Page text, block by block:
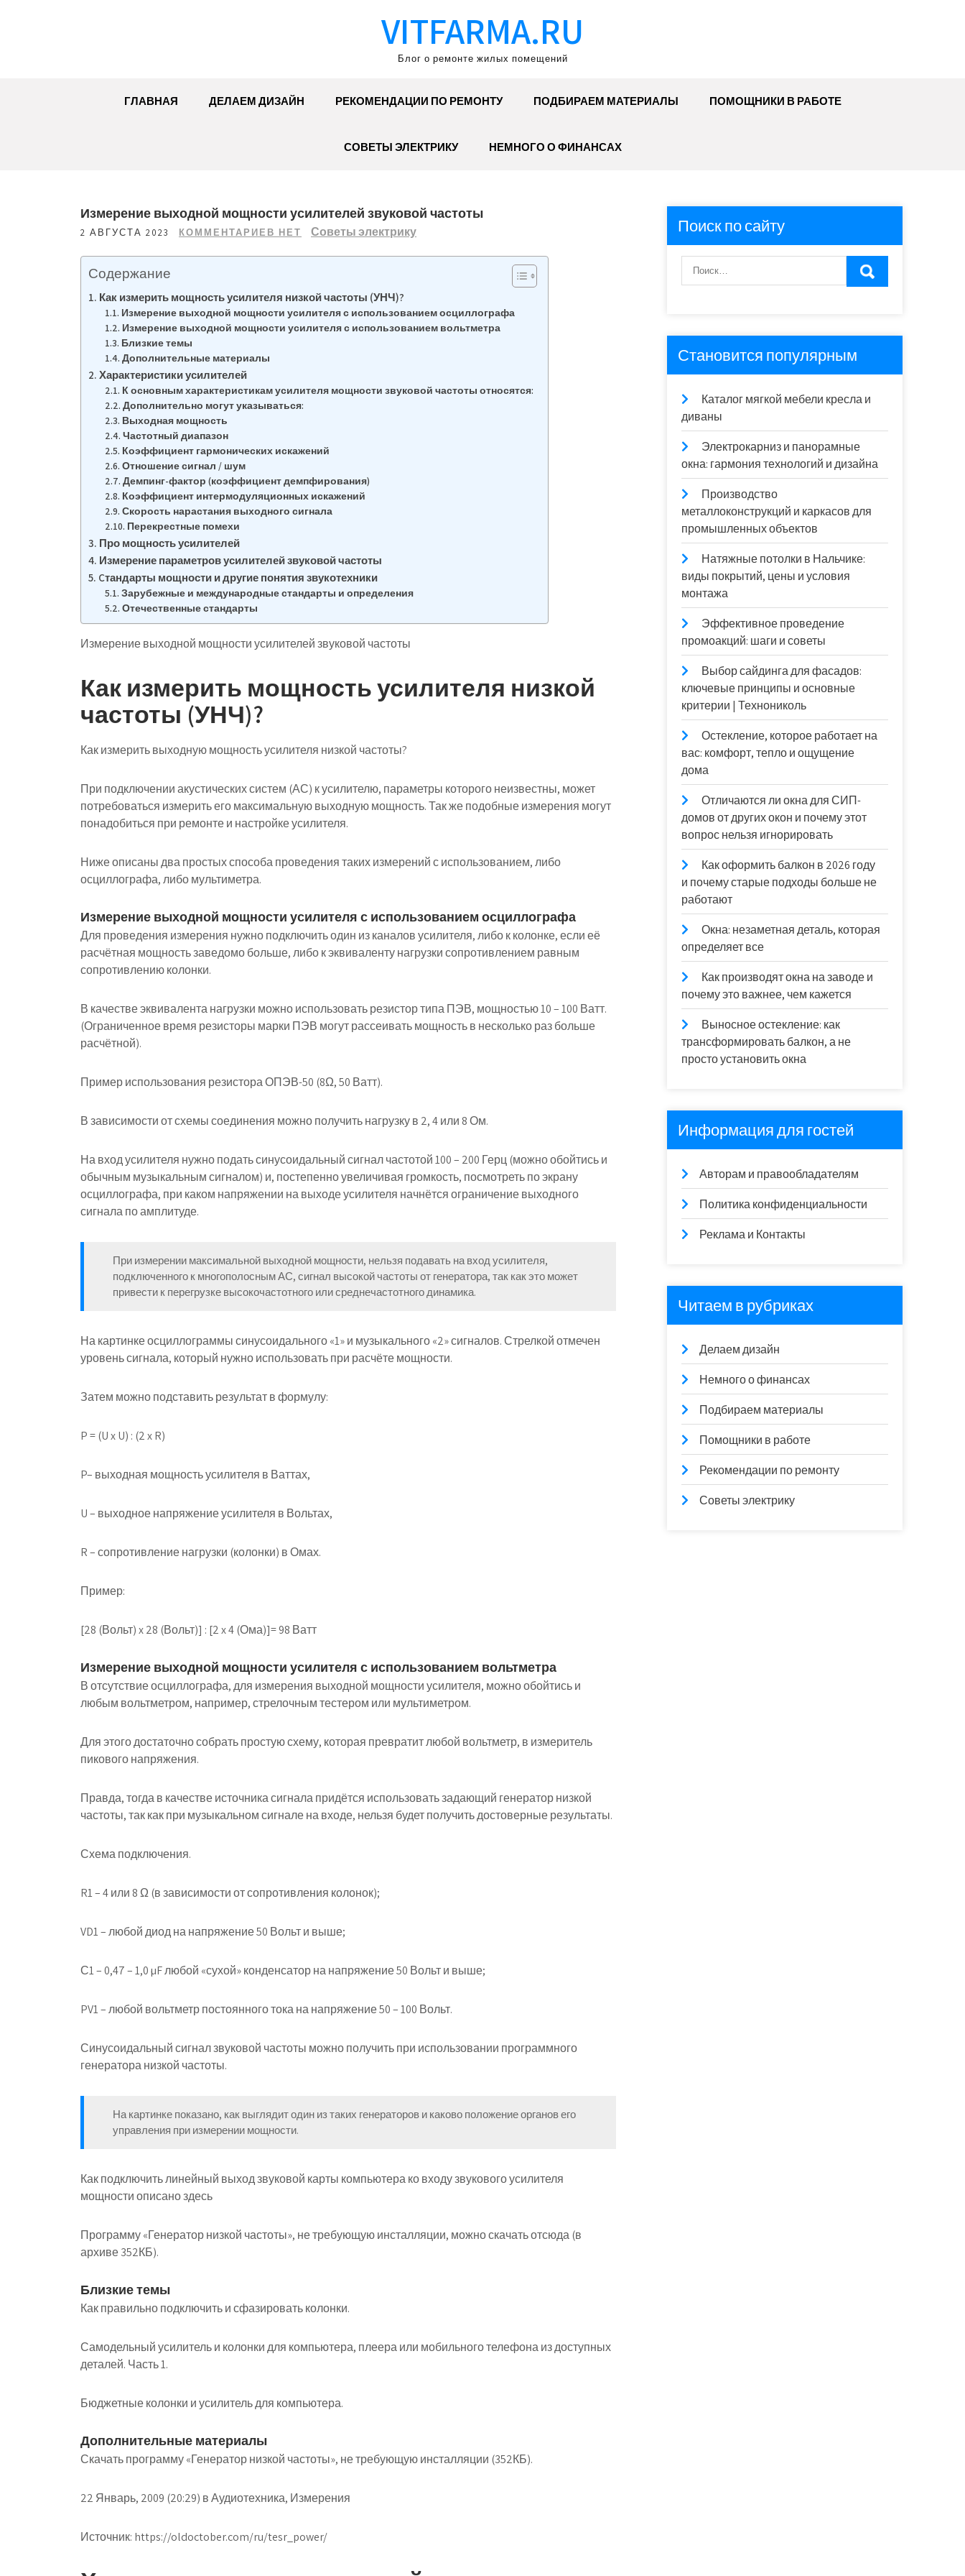
VITFARMA.RU
Блог о ремонте жилых помещений
ГЛАВНАЯ ДЕЛАЕМ ДИЗАЙН РЕКОМЕНДАЦИИ ПО РЕМОНТУ ПОДБИРАЕМ МАТЕРИАЛЫ ПОМОЩНИКИ В РАБОТЕ
СОВЕТЫ ЭЛЕКТРИКУ НЕМНОГО О ФИНАНСАХ
Измерение выходной мощности усилителей звуковой частоты
2 АВГУСТА 2023 КОММЕНТАРИЕВ НЕТ Советы электрику
Содержание
Как измерить мощность усилителя низкой частоты (УНЧ)?
Измерение выходной мощности усилителя с использованием осциллографа
Измерение выходной мощности усилителя с использованием вольтметра
Близкие темы
Дополнительные материалы
Характеристики усилителей
К основным характеристикам усилителя мощности звуковой частоты относятся:
Дополнительно могут указываться:
Выходная мощность
Частотный диапазон
Коэффициент гармонических искажений
Отношение сигнал / шум
Демпинг-фактор (коэффициент демпфирования)
Коэффициент интермодуляционных искажений
Скорость нарастания выходного сигнала
Перекрестные помехи
Про мощность усилителей
Измерение параметров усилителей звуковой частоты
Cтандарты мощности и другие понятия звукотехники
Зарубежные и международные стандарты и определения
Отечественные стандарты
Измерение выходной мощности усилителей звуковой частоты
Как измерить мощность усилителя низкой
частоты (УНЧ)?
Как измерить выходную мощность усилителя низкой частоты?
При подключении акустических систем (АС) к усилителю, параметры которого неизвестны, может
потребоваться измерить его максимальную выходную мощность. Так же подобные измерения могут
понадобиться при ремонте и настройке усилителя.
Ниже описаны два простых способа проведения таких измерений с использованием, либо
осциллографа, либо мультиметра.
Измерение выходной мощности усилителя с использованием осциллографа
Для проведения измерения нужно подключить один из каналов усилителя, либо к колонке, если её
расчётная мощность заведомо больше, либо к эквиваленту нагрузки сопротивлением равным
сопротивлению колонки.
В качестве эквивалента нагрузки можно использовать резистор типа ПЭВ, мощностью 10 – 100 Ватт.
(Ограниченное время резисторы марки ПЭВ могут рассеивать мощность в несколько раз больше
расчётной).
Пример использования резистора ОПЭВ-50 (8Ω, 50 Ватт).
В зависимости от схемы соединения можно получить нагрузку в 2, 4 или 8 Ом.
На вход усилителя нужно подать синусоидальный сигнал частотой 100 – 200 Герц (можно обойтись и
обычным музыкальным сигналом) и, постепенно увеличивая громкость, посмотреть по экрану
осциллографа, при каком напряжении на выходе усилителя начнётся ограничение выходного
сигнала по амплитуде.
При измерении максимальной выходной мощности, нельзя подавать на вход усилителя,
подключенного к многополосным АС, сигнал высокой частоты от генератора, так как это может
привести к перегрузке высокочастотного или среднечастотного динамика.
На картинке осциллограммы синусоидального «1» и музыкального «2» сигналов. Стрелкой отмечен
уровень сигнала, который нужно использовать при расчёте мощности.
Затем можно подставить результат в формулу:
P = (U x U) : (2 x R)
P– выходная мощность усилителя в Ваттах,
U– выходное напряжение усилителя в Вольтах,
R– сопротивление нагрузки (колонки) в Омах.
Пример:
[28 (Вольт)x 28 (Вольт)] : [2 x 4(Ома)]=98 Ватт
Измерение выходной мощности усилителя с использованием вольтметра
В отсутствие осциллографа, для измерения выходной мощности усилителя, можно обойтись и
любым вольтметром, например, стрелочным тестером или мультиметром.
Для этого достаточно собрать простую схему, которая превратит любой вольтметр, в измеритель
пикового напряжения.
Правда, тогда в качестве источника сигнала придётся использовать задающий генератор низкой
частоты, так как при музыкальном сигнале на входе, нельзя будет получить достоверные результаты.
Схема подключения.
R1 – 4 или 8 Ω (в зависимости от сопротивления колонок);
VD1 – любой диод на напряжение 50 Вольт и выше;
С1 – 0,47 – 1,0 µF любой «сухой» конденсатор на напряжение 50 Вольт и выше;
PV1 – любой вольтметр постоянного тока на напряжение 50 – 100 Вольт.
Синусоидальный сигнал звуковой частоты можно получить при использовании программного
генератора низкой частоты.
На картинке показано, как выглядит один из таких генераторов и каково положение органов его
управления при измерении мощности.
Как подключить линейный выход звуковой карты компьютера ко входу звукового усилителя
мощности описано здесь
Программу «Генератор низкой частоты», не требующую инсталляции, можно скачать отсюда (в
архиве 352КБ).
Близкие темы
Как правильно подключить и сфазировать колонки.
Самодельный усилитель и колонки для компьютера, плеера или мобильного телефона из доступных
деталей. Часть 1.
Бюджетные колонки и усилитель для компьютера.
Дополнительные материалы
Скачать программу «Генератор низкой частоты», не требующую инсталляции (352КБ).
22 Январь, 2009 (20:29) в Аудиотехника, Измерения
Источник: https://oldoctober.com/ru/tesr_power/
Поиск по сайту
Становится популярным
Каталог мягкой мебели кресла и
диваны
Электрокарниз и панорамные
окна: гармония технологий и дизайна
Производство
металлоконструкций и каркасов для
промышленных объектов
Натяжные потолки в Нальчике:
виды покрытий, цены и условия
монтажа
Эффективное проведение
промоакций: шаги и советы
Выбор сайдинга для фасадов:
ключевые принципы и основные
критерии | Технониколь
Остекление, которое работает на
вас: комфорт, тепло и ощущение
дома
Отличаются ли окна для СИП-
домов от других окон и почему этот
вопрос нельзя игнорировать
Как оформить балкон в 2026 году
и почему старые подходы больше не
работают
Окна: незаметная деталь, которая
определяет все
Как производят окна на заводе и
почему это важнее, чем кажется
Выносное остекление: как
трансформировать балкон, а не
просто установить окна
Информация для гостей
Авторам и правообладателям
Политика конфиденциальности
Реклама и Контакты
Читаем в рубриках
Делаем дизайн
Немного о финансах
Подбираем материалы
Помощники в работе
Рекомендации по ремонту
Советы электрику